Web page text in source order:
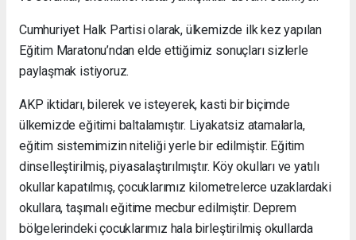
Cumhuriyet Halk Partisi olarak, ülkemizde ilk kez yapılan
Eğitim Maratonu’ndan elde ettiğimiz sonuçları sizlerle
paylaşmak istiyoruz.
AKP iktidarı, bilerek ve isteyerek, kasti bir biçimde
ülkemizde eğitimi baltalamıştır. Liyakatsiz atamalarla,
eğitim sistemimizin niteliği yerle bir edilmiştir. Eğitim
dinselleştirilmiş, piyasalaştırılmıştır. Köy okulları ve yatılı
okullar kapatılmış, çocuklarımız kilometrelerce uzaklardaki
okullara, taşımalı eğitime mecbur edilmiştir. Deprem
bölgelerindeki çocuklarımız hala birleştirilmiş okullarda